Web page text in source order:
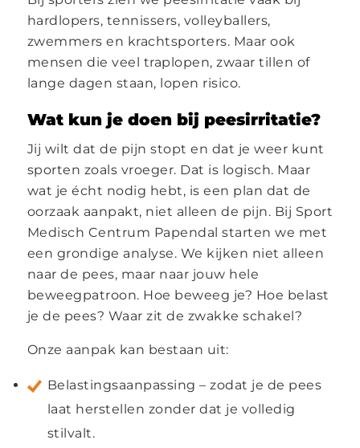
hardlopers, tennissers, volleyballers,
zwemmers en krachtsporters. Maar ook
mensen die veel traplopen, zwaar tillen of
lange dagen staan, lopen risico.
Wat kun je doen bij peesirritatie?
Jij wilt dat de pijn stopt en dat je weer kunt
sporten zoals vroeger. Dat is logisch. Maar
wat je écht nodig hebt, is een plan dat de
oorzaak aanpakt, niet alleen de pijn. Bij Sport
Medisch Centrum Papendal starten we met
een grondige analyse. We kijken niet alleen
naar de pees, maar naar jouw hele
beweegpatroon. Hoe beweeg je? Hoe belast
je de pees? Waar zit de zwakke schakel?
Onze aanpak kan bestaan uit:
Belastingsaanpassing – zodat je de pees
laat herstellen zonder dat je volledig
stilvalt.